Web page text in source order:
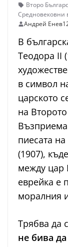
Второ
Средновековни
Андрей Енев
В
Теодора II
в символ
царското
на
пиесата
(1907),
между цар
еврейка е
моралния
Трябва да
не бива